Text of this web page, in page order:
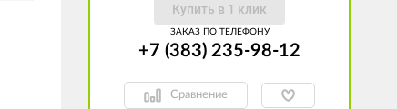
Купить в 1 клик
ЗАКАЗ ПО ТЕЛЕФОНУ
+7 (383) 235-98-12
Сравнение